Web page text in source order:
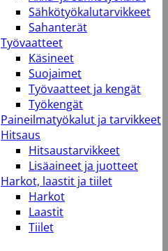
Sähkötyökalutarvikkeet
Sahanterät
Työvaatteet
Käsineet
Suojaimet
Työvaatteet ja kengät
Työkengät
Paineilmatyökalut ja tarvikkeet
Hitsaus
Hitsaustarvikkeet
Lisäaineet ja juotteet
Harkot, laastit ja tiilet
Harkot
Laastit
Tiilet